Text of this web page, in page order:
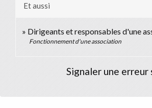
Et aussi
Dirigeants et responsables d'une
Fonctionnement d'une association
Signaler une